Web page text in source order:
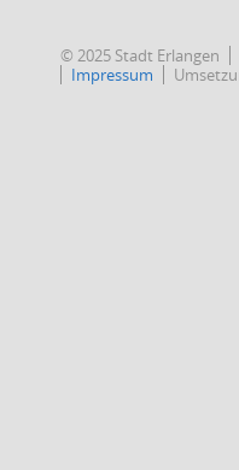
© 2025 Stadt Erlangen
Impressum